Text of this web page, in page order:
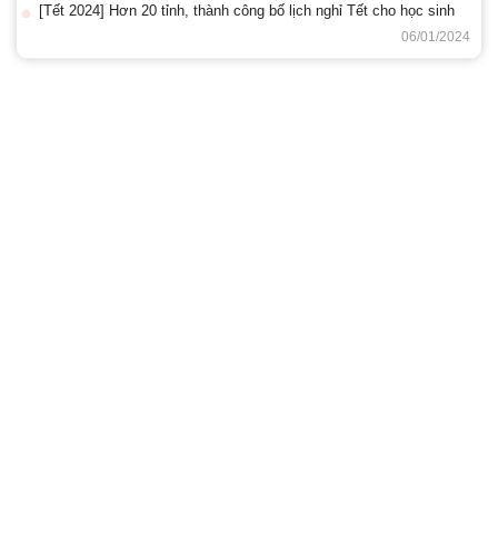
[Tết 2024] Hơn 20 tỉnh, thành công bố lịch nghỉ Tết cho học sinh
06/01/2024